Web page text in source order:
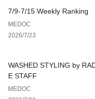
7/9-7/15 Weekly Ranking
MEDOC
2026/7/23
WASHED STYLING by
E STAFF
MEDOC